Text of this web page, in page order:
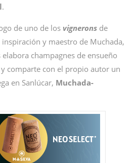
.
de uno de los vignerons de
inspiración y maestro de Muchada,
elabora champagnes de ensueño
comparte con el propio autor un
en Sanlúcar, Muchada-